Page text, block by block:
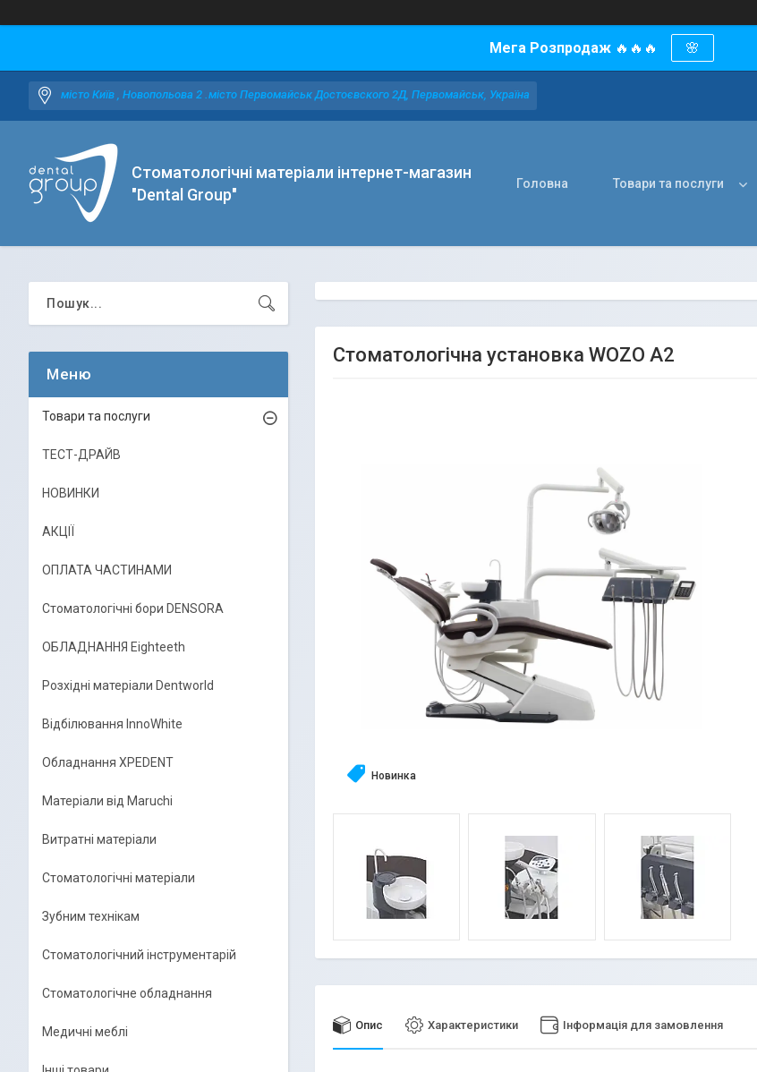
Мега Розпродаж 🔥🔥🔥 🌸
місто Київ , Новопольова 2 .місто Первомайськ Достоєвского 2Д, Первомайськ, Україна
Стоматологічні матеріали інтернет-магазин
"Dental Group"
Головна Товари та послуги
Стоматологічна установка WOZO A2
Новинка
Опис Характеристики Інформація для замовлення
Товари та послуги
ТЕСТ-ДРАЙВ
НОВИНКИ
АКЦІЇ
ОПЛАТА ЧАСТИНАМИ
Стоматологічні бори DENSORA
ОБЛАДНАННЯ Eighteeth
Розхідні матеріали Dentworld
Відбілювання InnoWhite
Обладнання XPEDENT
Матеріали від Maruchi
Витратні матеріали
Стоматологічні матеріали
Зубним технікам
Стоматологічний інструментарій
Стоматологічне обладнання
Медичні меблі